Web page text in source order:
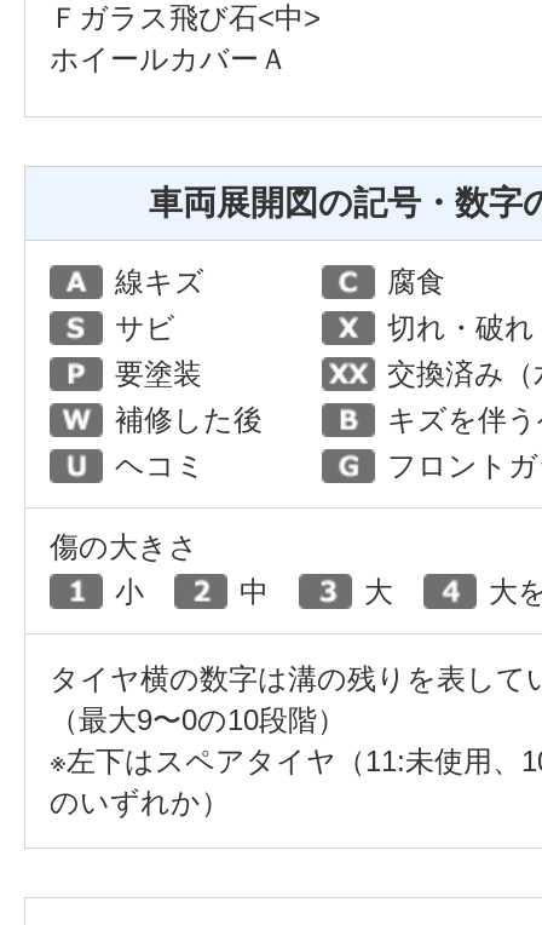
Ｆガラス飛び石<中>
ホイールカバーＡ
車両展開図の記号・数字
線キズ
腐食
サビ
切れ・破
要塗装
交換済み
補修した後
キズを伴
ヘコミ
フロント
傷の大きさ
小
中 大 大
タイヤ横の数字は溝の残りを表して
（最大9〜0の10段階）
※左下はスペアタイヤ（11:未使用、
のいずれか）